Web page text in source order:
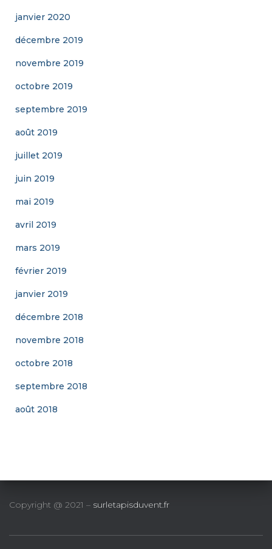
janvier 2020
décembre 2019
novembre 2019
octobre 2019
septembre 2019
août 2019
juillet 2019
juin 2019
mai 2019
avril 2019
mars 2019
février 2019
janvier 2019
décembre 2018
novembre 2018
octobre 2018
septembre 2018
août 2018
Copyright @ 2021 – surletapisduvent.fr